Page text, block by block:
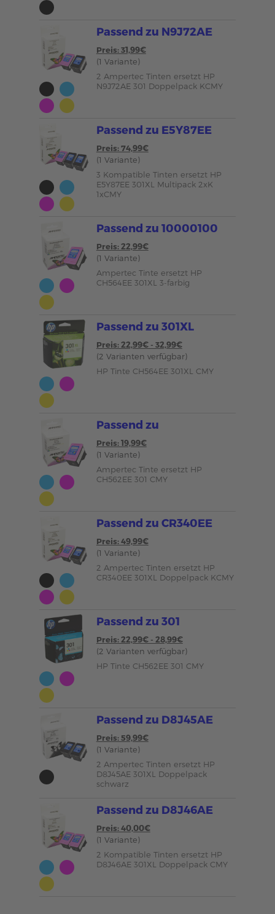
Passend zu N9J72AE
Preis: 31,99€
(1 Variante)
2 Ampertec Tinten ersetzt HP
N9J72AE 301 Doppelpack KCMY
Passend zu E5Y87EE
Preis: 74,99€
(1 Variante)
3 Kompatible Tinten ersetzt HP
E5Y87EE 301XL Multipack 2xK
1xCMY
Passend zu 10000100
Preis: 22,99€
(1 Variante)
Ampertec Tinte ersetzt HP
CH564EE 301XL 3-farbig
Passend zu 301XL
Preis: 22,99€ - 32,99€
(2 Varianten verfügbar)
HP Tinte CH564EE 301XL CMY
Passend zu
Preis: 19,99€
(1 Variante)
Ampertec Tinte ersetzt HP
CH562EE 301 CMY
Passend zu CR340EE
Preis: 49,99€
(1 Variante)
2 Ampertec Tinten ersetzt HP
CR340EE 301XL Doppelpack KCMY
Passend zu 301
Preis: 22,99€ - 28,99€
(2 Varianten verfügbar)
HP Tinte CH562EE 301 CMY
Passend zu D8J45AE
Preis: 59,99€
(1 Variante)
2 Ampertec Tinten ersetzt HP
D8J45AE 301XL Doppelpack
schwarz
Passend zu D8J46AE
Preis: 40,00€
(1 Variante)
2 Kompatible Tinten ersetzt HP
D8J46AE 301XL Doppelpack CMY